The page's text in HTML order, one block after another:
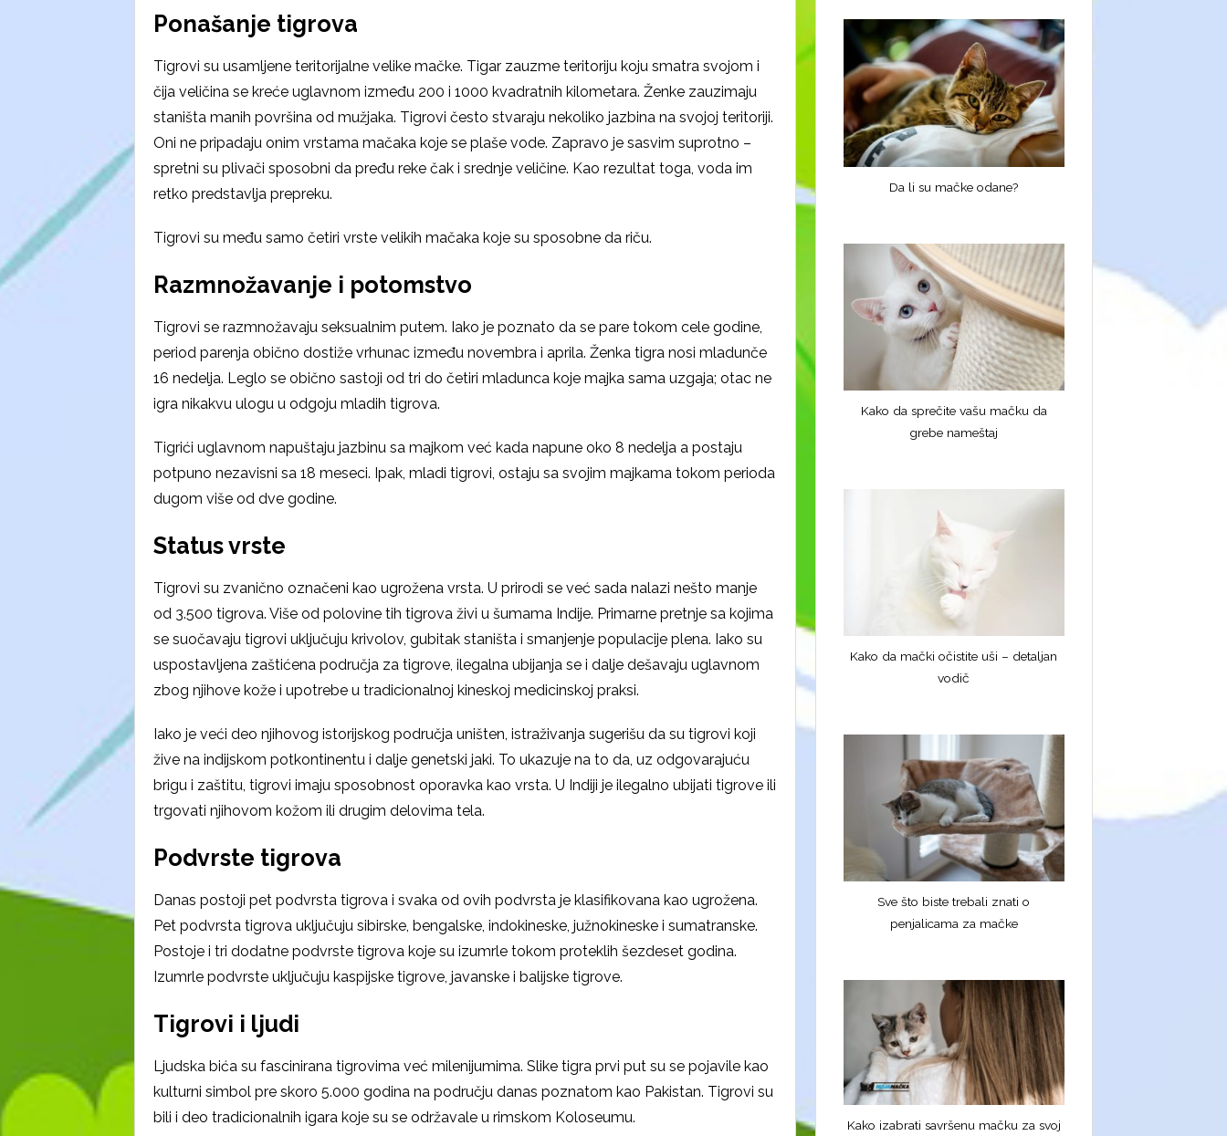
Ponašanje tigrova
Tigrovi su usamljene teritorijalne velike mačke. Tigar zauzme teritoriju koju smatra svojom i
čija veličina se kreće uglavnom između 200 i 1000 kvadratnih kilometara. Ženke zauzimaju
staništa manih površina od mužjaka. Tigrovi često stvaraju nekoliko jazbina na svojoj teritoriji.
Oni ne pripadaju onim vrstama mačaka koje se plaše vode. Zapravo je sasvim suprotno –
spretni su plivači sposobni da pređu reke čak i srednje veličine. Kao rezultat toga, voda im
retko predstavlja prepreku.
Tigrovi su među samo četiri vrste velikih mačaka koje su sposobne da riču.
Razmnožavanje i potomstvo
Tigrovi se razmnožavaju seksualnim putem. Iako je poznato da se pare tokom cele godine,
period parenja obično dostiže vrhunac između novembra i aprila. Ženka tigra nosi mladunče
16 nedelja. Leglo se obično sastoji od tri do četiri mladunca koje majka sama uzgaja; otac ne
igra nikakvu ulogu u odgoju mladih tigrova.
Tigrići uglavnom napuštaju jazbinu sa majkom već kada napune oko 8 nedelja a postaju
potpuno nezavisni sa 18 meseci. Ipak, mladi tigrovi, ostaju sa svojim majkama tokom perioda
dugom više od dve godine.
Status vrste
Tigrovi su zvanično označeni kao ugrožena vrsta. U prirodi se već sada nalazi nešto manje
od 3.500 tigrova. Više od polovine tih tigrova živi u šumama Indije. Primarne pretnje sa kojima
se suočavaju tigrovi uključuju krivolov, gubitak staništa i smanjenje populacije plena. Iako su
uspostavljena zaštićena područja za tigrove, ilegalna ubijanja se i dalje dešavaju uglavnom
zbog njihove kože i upotrebe u tradicionalnoj kineskoj medicinskoj praksi.
Iako je veći deo njihovog istorijskog područja uništen, istraživanja sugerišu da su tigrovi koji
žive na indijskom potkontinentu i dalje genetski jaki. To ukazuje na to da, uz odgovarajuću
brigu i zaštitu, tigrovi imaju sposobnost oporavka kao vrsta. U Indiji je ilegalno ubijati tigrove ili
trgovati njihovom kožom ili drugim delovima tela.
Podvrste tigrova
Danas postoji pet podvrsta tigrova i svaka od ovih podvrsta je klasifikovana kao ugrožena.
Pet podvrsta tigrova uključuju sibirske, bengalske, indokineske, južnokineske i sumatranske.
Postoje i tri dodatne podvrste tigrova koje su izumrle tokom proteklih šezdeset godina.
Izumrle podvrste uključuju kaspijske tigrove, javanske i balijske tigrove.
Tigrovi i ljudi
Ljudska bića su fascinirana tigrovima već milenijumima. Slike tigra prvi put su se pojavile kao
kulturni simbol pre skoro 5.000 godina na području danas poznatom kao Pakistan. Tigrovi su
bili i deo tradicionalnih igara koje su se održavale u rimskom Koloseumu.
Da li su mačke odane?
Kako da sprečite vašu mačku da
grebe nameštaj
Kako da mački očistite uši – detaljan
vodič
Sve što biste trebali znati o
penjalicama za mačke
Kako izabrati savršenu mačku za svoj